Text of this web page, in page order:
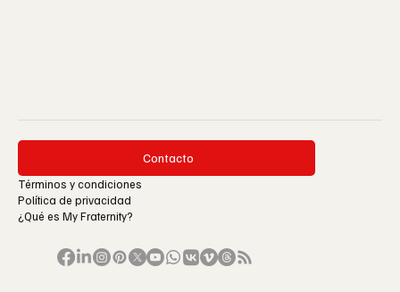
Contacto
Términos y condiciones
Política de privacidad
¿Qué es My Fraternity?